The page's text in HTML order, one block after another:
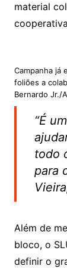
material
Campanha já
foliões a
Bernardo Jr./
“É
todo
para
Além de
bloco, o
definir o